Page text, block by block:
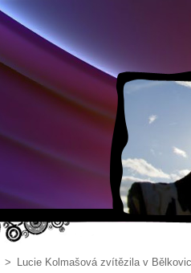
>
Lucie Kolmašová zvítězila v